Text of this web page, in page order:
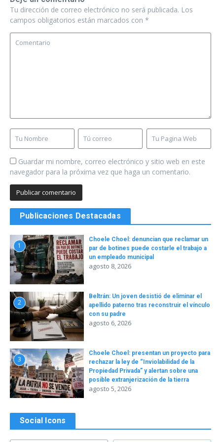
Tu dirección de correo electrónico no será publicada. Los
campos obligatorios están marcados con *
Guardar mi nombre, correo electrónico y sitio web en este
navegador para la próxima vez que haga un comentario.
Publicaciones Destacadas
1
Choele Choel: denuncian que reclamar un
par de botines puede costarle el trabajo a
un empleado municipal
agosto 8, 2026
2
Beltrán: Un joven desistió de eliminar el
apellido paterno tras reconstruir el vínculo
con su padre
agosto 6, 2026
3
Choele Choel: presentan un proyecto para
rechazar la ley de “Inviolabilidad de la
Propiedad Privada” y alertan sobre una
posible extranjerización de la tierra
agosto 5, 2026
Social Icons